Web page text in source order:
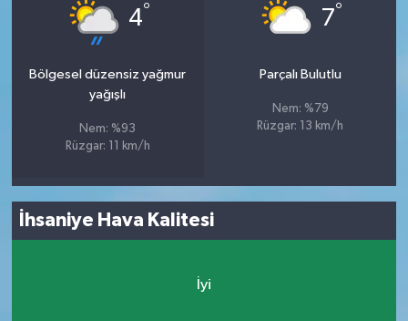
4°
Bölgesel düzensiz yağmur
yağışlı
Nem: %93
Rüzgar: 11 km/h
7°
Parçalı Bulutlu
Nem: %79
Rüzgar: 13 km/h
İhsaniye Hava Kalitesi
İyi